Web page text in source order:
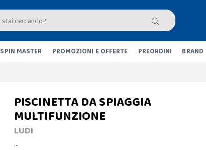
SPIN MASTER PROMOZIONI E OFFERTE PREORDINI BRAND
PISCINETTA DA SPIAGGIA
MULTIFUNZIONE
LUDI
…